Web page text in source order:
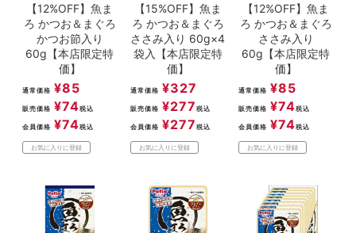
【12%OFF】魚ま
ろ かつお＆まぐろ
かつお節入り
60g【本店限定特
価】
通常価格 ¥85
販売価格 ¥74税込
会員価格 ¥74税込
お気に入りに登録
【15%OFF】魚ま
ろ かつお＆まぐろ
ささみ入り 60g×4
袋入【本店限定特
価】
通常価格 ¥327
販売価格 ¥277 税込
会員価格 ¥277 税込
お気に入りに登録
【12%OFF】魚ま
ろ かつお＆まぐろ
ささみ入り
60g【本店限定特
価】
通常価格 ¥85
販売価格 ¥74税込
会員価格 ¥74税込
お気に入りに登録